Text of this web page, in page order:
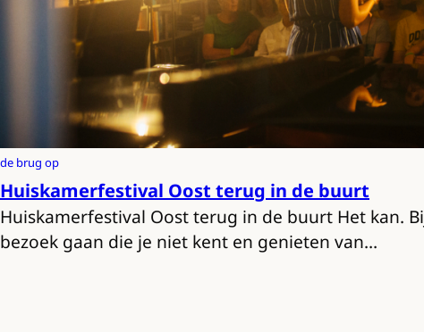
de brug op
Huiskamerfestival Oost terug in de buurt
Huiskamerfestival Oost terug in de buurt Het kan.
bezoek gaan die je niet kent en genieten van…